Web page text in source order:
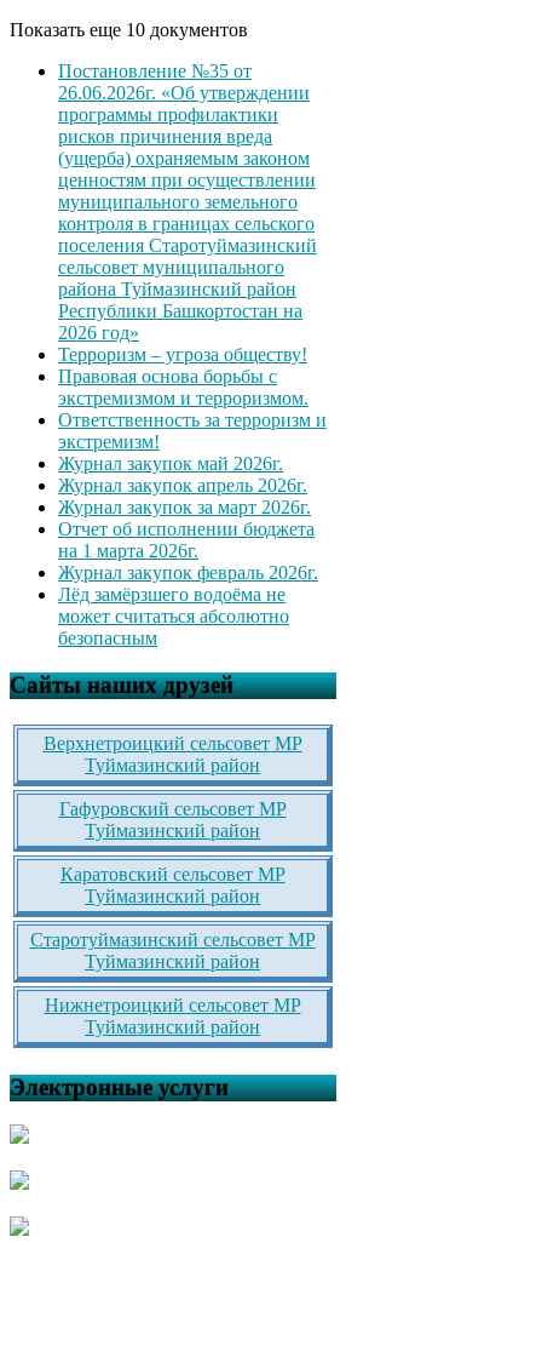
Показать еще 10 документов
Постановление №35 от
26.06.2026г. «Об утверждении
программы профилактики
рисков причинения вреда
(ущерба) охраняемым законом
ценностям при осуществлении
муниципального земельного
контроля в границах сельского
поселения Старотуймазинский
сельсовет муниципального
района Туймазинский район
Республики Башкортостан на
2026 год»
Терроризм – угроза обществу!
Правовая основа борьбы с
экстремизмом и терроризмом.
Ответственность за терроризм и
экстремизм!
Журнал закупок май 2026г.
Журнал закупок апрель 2026г.
Журнал закупок за март 2026г.
Отчет об исполнении бюджета
на 1 марта 2026г.
Журнал закупок февраль 2026г.
Лёд замёрзшего водоёма не
может считаться абсолютно
безопасным
Сайты наших друзей
Верхнетроицкий сельсовет МР
Туймазинский район
Гафуровский сельсовет МР
Туймазинский район
Каратовский сельсовет МР
Туймазинский район
Старотуймазинский сельсовет МР
Туймазинский район
Нижнетроицкий сельсовет МР
Туймазинский район
Электронные услуги